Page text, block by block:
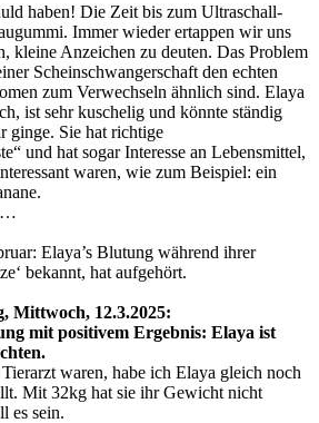
haben! Die Zeit bis zum Ultraschall-
Immer wieder ertappen wir uns
kleine Anzeichen zu deuten. Das Problem
Scheinschwangerschaft den echten
zum Verwechseln ähnlich sind. Elaya
ist sehr kuschelig und könnte ständig
ginge. Sie hat richtige
und hat sogar Interesse an Lebensmittel,
waren, wie zum Beispiel: ein
Elaya’s Blutung während ihrer
bekannt, hat aufgehört.
Mittwoch, 12.3.2025:
mit positivem Ergebnis: Elaya ist
waren, habe ich Elaya gleich noch
Mit 32kg hat sie ihr Gewicht nicht
es sein.